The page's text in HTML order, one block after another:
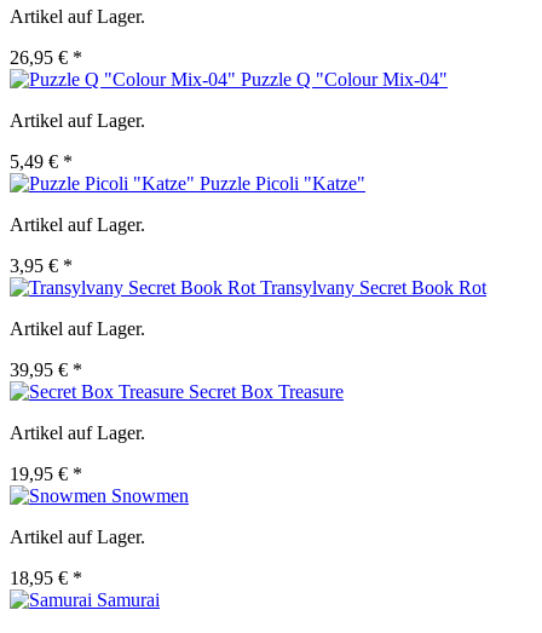
Artikel auf Lager.
26,95 € *
Puzzle Q "Colour Mix-04"
Artikel auf Lager.
5,49 € *
Puzzle Picoli "Katze"
Artikel auf Lager.
3,95 € *
Transylvany Secret Book Rot
Artikel auf Lager.
39,95 € *
Secret Box Treasure
Artikel auf Lager.
19,95 € *
Snowmen
Artikel auf Lager.
18,95 € *
Samurai